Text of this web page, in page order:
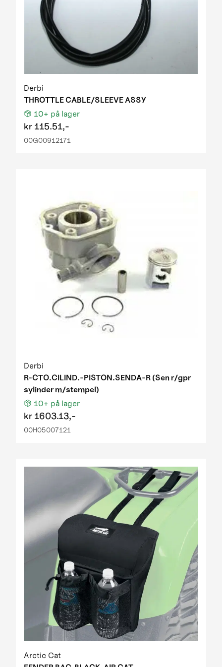
Derbi
THROTTLE CABLE/SLEEVE ASSY
10+ på lager
kr 115.51,-
00G00912171
Derbi
R-CTO.CILIND.-PISTON.SENDA-R (Sen r/gpr
sylinder m/stempel)
10+ på lager
kr 1603.13,-
00H05007121
Arctic Cat